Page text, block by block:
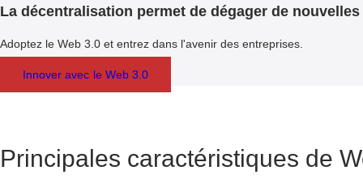
La décentralisation permet de dégager de
Adoptez le Web 3.0 et entrez dans l'avenir des entreprises.
Innover avec le Web 3.0
Principales caractéristiques de